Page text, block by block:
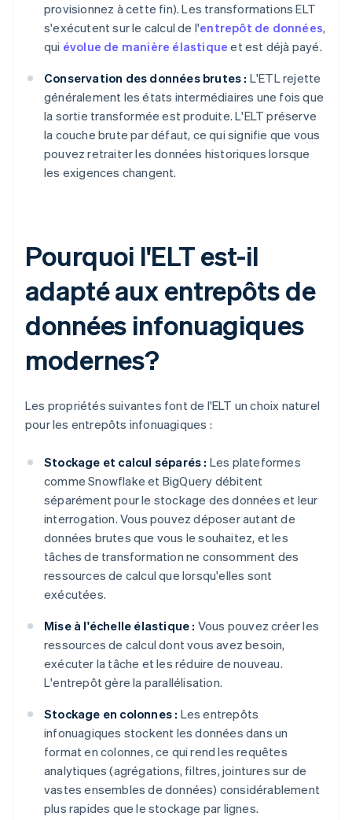
provisionnez à cette fin). Les transformations ELT
s'exécutent sur le calcul de l'entrepôt de données,
qui évolue de manière élastique et est déjà payé.
Conservation des données brutes : L'ETL rejette
généralement les états intermédiaires une fois que
la sortie transformée est produite. L'ELT préserve
la couche brute par défaut, ce qui signifie que vous
pouvez retraiter les données historiques lorsque
les exigences changent.
Pourquoi l'ELT est-il
adapté aux entrepôts de
données infonuagiques
modernes?
Les propriétés suivantes font de l'ELT un choix naturel
pour les entrepôts infonuagiques :
Stockage et calcul séparés : Les plateformes
comme Snowflake et BigQuery débitent
séparément pour le stockage des données et leur
interrogation. Vous pouvez déposer autant de
données brutes que vous le souhaitez, et les
tâches de transformation ne consomment des
ressources de calcul que lorsqu'elles sont
exécutées.
Mise à l'échelle élastique : Vous pouvez créer les
ressources de calcul dont vous avez besoin,
exécuter la tâche et les réduire de nouveau.
L'entrepôt gère la parallélisation.
Stockage en colonnes : Les entrepôts
infonuagiques stockent les données dans un
format en colonnes, ce qui rend les requêtes
analytiques (agrégations, filtres, jointures sur de
vastes ensembles de données) considérablement
plus rapides que le stockage par lignes.